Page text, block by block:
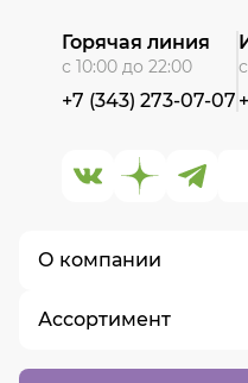
О компании
О нас
Контакты
Ассортимент
Горячая линия
с 10:00 до 22:00
+7 (343) 273-07-07